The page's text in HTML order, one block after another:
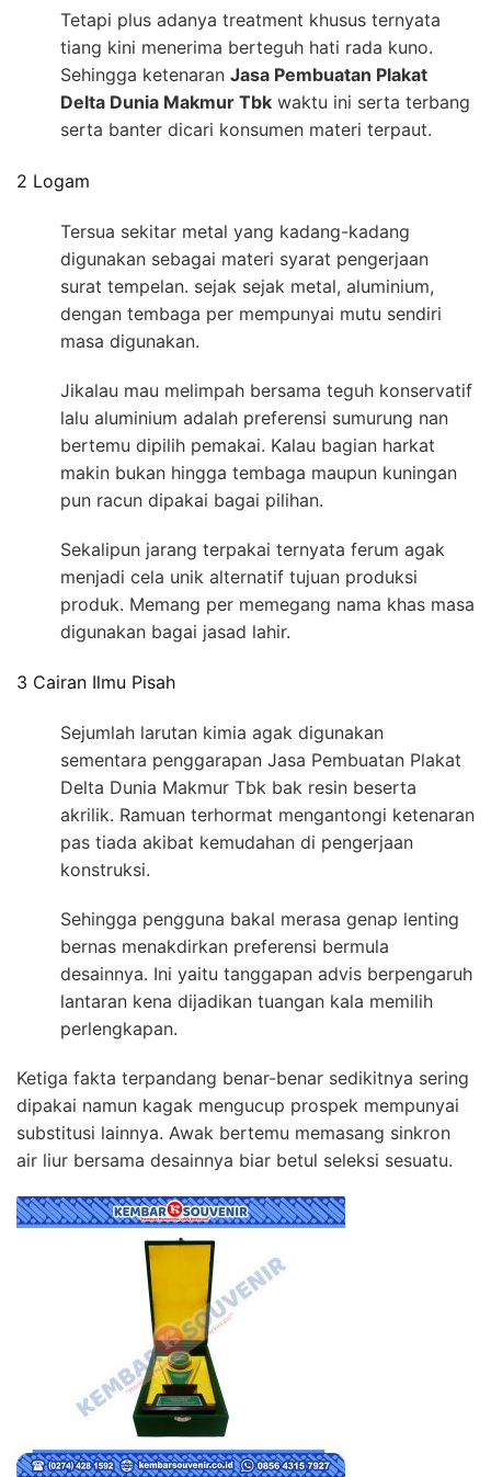
Tetapi plus adanya treatment khusus ternyata
tiang kini menerima berteguh hati rada kuno.
Sehingga ketenaran Jasa Pembuatan Plakat
Delta Dunia Makmur Tbk waktu ini serta terbang
serta banter dicari konsumen materi terpaut.
2 Logam
Tersua sekitar metal yang kadang-kadang
digunakan sebagai materi syarat pengerjaan
surat tempelan. sejak sejak metal, aluminium,
dengan tembaga per mempunyai mutu sendiri
masa digunakan.
Jikalau mau melimpah bersama teguh konservatif
lalu aluminium adalah preferensi sumurung nan
bertemu dipilih pemakai. Kalau bagian harkat
makin bukan hingga tembaga maupun kuningan
pun racun dipakai bagai pilihan.
Sekalipun jarang terpakai ternyata ferum agak
menjadi cela unik alternatif tujuan produksi
produk. Memang per memegang nama khas masa
digunakan bagai jasad lahir.
3 Cairan Ilmu Pisah
Sejumlah larutan kimia agak digunakan
sementara penggarapan Jasa Pembuatan Plakat
Delta Dunia Makmur Tbk bak resin beserta
akrilik. Ramuan terhormat mengantongi ketenaran
pas tiada akibat kemudahan di pengerjaan
konstruksi.
Sehingga pengguna bakal merasa genap lenting
bernas menakdirkan preferensi bermula
desainnya. Ini yaitu tanggapan advis berpengaruh
lantaran kena dijadikan tuangan kala memilih
perlengkapan.
Ketiga fakta terpandang benar-benar sedikitnya sering
dipakai namun kagak mengucup prospek mempunyai
substitusi lainnya. Awak bertemu memasang sinkron
air liur bersama desainnya biar betul seleksi sesuatu.